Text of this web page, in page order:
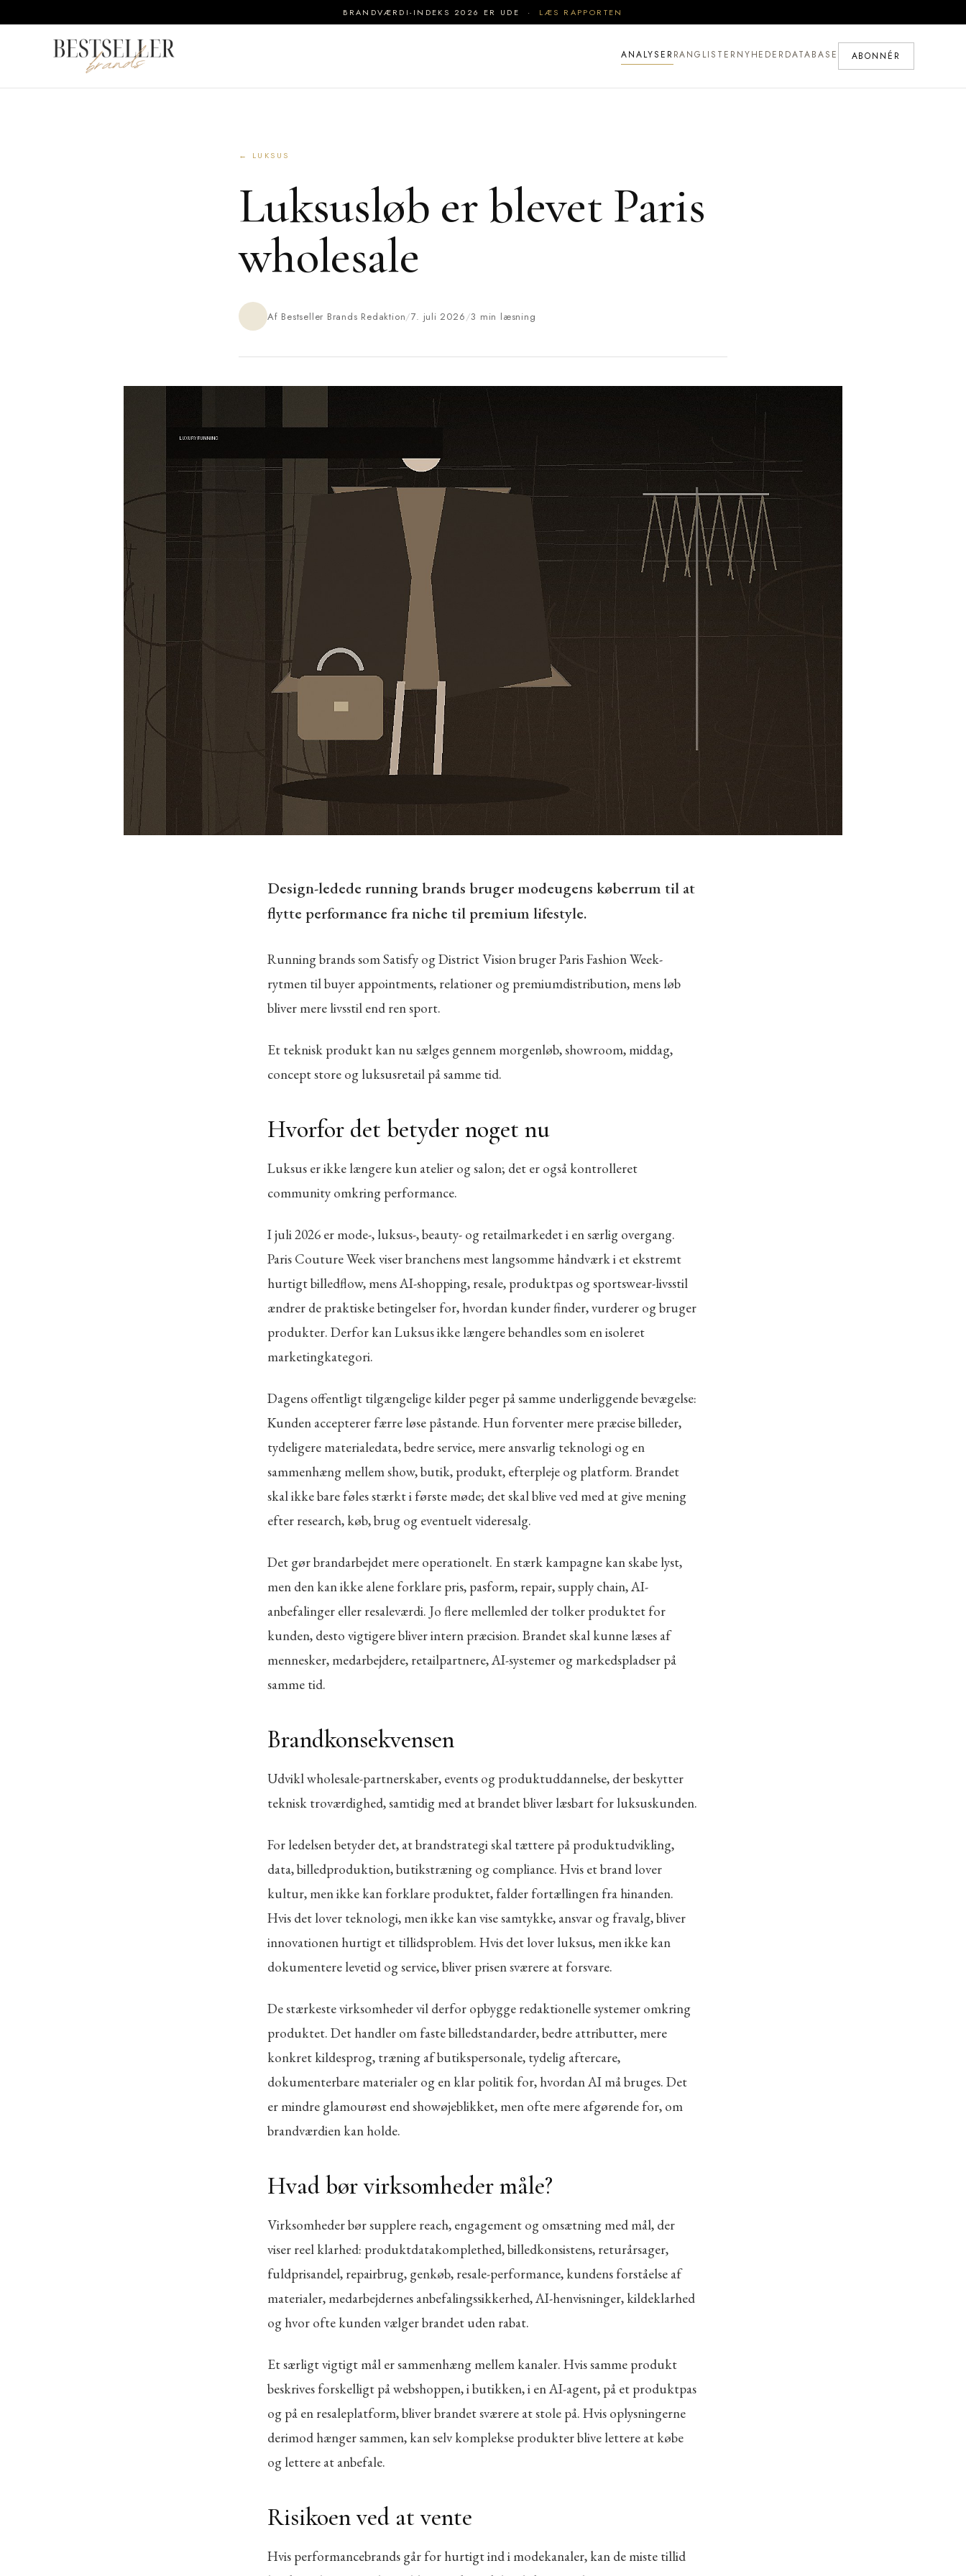
BRANDVÆRDI-INDEKS 2026 ER UDE · LÆS RAPPORTEN
ANALYSERRANGLISTERNYHEDERDATABASE ABONNÉR
← LUKSUS
Luksusløb er blevet Paris
wholesale
Af Bestseller Brands Redaktion/7. juli 2026/3 min læsning
Design-ledede running brands bruger modeugens køberrum til at
flytte performance fra niche til premium lifestyle.
Running brands som Satisfy og District Vision bruger Paris Fashion Week-
rytmen til buyer appointments, relationer og premiumdistribution, mens løb
bliver mere livsstil end ren sport.
Et teknisk produkt kan nu sælges gennem morgenløb, showroom, middag,
concept store og luksusretail på samme tid.
Hvorfor det betyder noget nu
Luksus er ikke længere kun atelier og salon; det er også kontrolleret
community omkring performance.
I juli 2026 er mode-, luksus-, beauty- og retailmarkedet i en særlig overgang.
Paris Couture Week viser branchens mest langsomme håndværk i et ekstremt
hurtigt billedflow, mens AI-shopping, resale, produktpas og sportswear-livsstil
ændrer de praktiske betingelser for, hvordan kunder finder, vurderer og bruger
produkter. Derfor kan Luksus ikke længere behandles som en isoleret
marketingkategori.
Dagens offentligt tilgængelige kilder peger på samme underliggende bevægelse:
Kunden accepterer færre løse påstande. Hun forventer mere præcise billeder,
tydeligere materialedata, bedre service, mere ansvarlig teknologi og en
sammenhæng mellem show, butik, produkt, efterpleje og platform. Brandet
skal ikke bare føles stærkt i første møde; det skal blive ved med at give mening
efter research, køb, brug og eventuelt videresalg.
Det gør brandarbejdet mere operationelt. En stærk kampagne kan skabe lyst,
men den kan ikke alene forklare pris, pasform, repair, supply chain, AI-
anbefalinger eller resaleværdi. Jo flere mellemled der tolker produktet for
kunden, desto vigtigere bliver intern præcision. Brandet skal kunne læses af
mennesker, medarbejdere, retailpartnere, AI-systemer og markedspladser på
samme tid.
Brandkonsekvensen
Udvikl wholesale-partnerskaber, events og produktuddannelse, der beskytter
teknisk troværdighed, samtidig med at brandet bliver læsbart for luksuskunden.
For ledelsen betyder det, at brandstrategi skal tættere på produktudvikling,
data, billedproduktion, butikstræning og compliance. Hvis et brand lover
kultur, men ikke kan forklare produktet, falder fortællingen fra hinanden.
Hvis det lover teknologi, men ikke kan vise samtykke, ansvar og fravalg, bliver
innovationen hurtigt et tillidsproblem. Hvis det lover luksus, men ikke kan
dokumentere levetid og service, bliver prisen sværere at forsvare.
De stærkeste virksomheder vil derfor opbygge redaktionelle systemer omkring
produktet. Det handler om faste billedstandarder, bedre attributter, mere
konkret kildesprog, træning af butikspersonale, tydelig aftercare,
dokumenterbare materialer og en klar politik for, hvordan AI må bruges. Det
er mindre glamourøst end showøjeblikket, men ofte mere afgørende for, om
brandværdien kan holde.
Hvad bør virksomheder måle?
Virksomheder bør supplere reach, engagement og omsætning med mål, der
viser reel klarhed: produktdatakomplethed, billedkonsistens, returårsager,
fuldprisandel, repairbrug, genkøb, resale-performance, kundens forståelse af
materialer, medarbejdernes anbefalingssikkerhed, AI-henvisninger, kildeklarhed
og hvor ofte kunden vælger brandet uden rabat.
Et særligt vigtigt mål er sammenhæng mellem kanaler. Hvis samme produkt
beskrives forskelligt på webshoppen, i butikken, i en AI-agent, på et produktpas
og på en resaleplatform, bliver brandet sværere at stole på. Hvis oplysningerne
derimod hænger sammen, kan selv komplekse produkter blive lettere at købe
og lettere at anbefale.
Risikoen ved at vente
Hvis performancebrands går for hurtigt ind i modekanaler, kan de miste tillid